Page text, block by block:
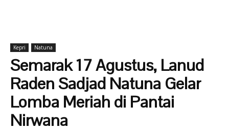
Kepri Natuna
Semarak 17 Agustus, Lanud
Raden Sadjad Natuna Gelar
Lomba Meriah di Pantai
Nirwana